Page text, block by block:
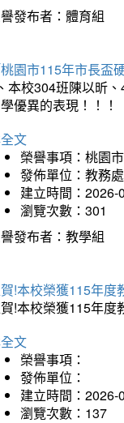
發布者：體育組
園市115年市長盃
本校304班陳以昕
優異的表現！！！
文
榮譽事項：桃園
發佈單位：教務處
建立時間：2026-
瀏覽次數：301
發布者：教學組
!本校榮獲115年度
!本校榮獲115年度
文
榮譽事項：
發佈單位：
建立時間：2026-
瀏覽次數：137